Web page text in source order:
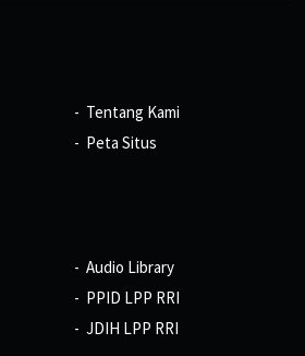
Tentang Kami
Peta Situs
Audio Library
PPID LPP RRI
JDIH LPP RRI